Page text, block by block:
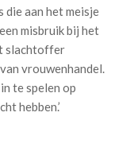
aan het meisje
misbruik bij het
slachtoffer
vrouwenhandel.
te spelen op
hebben.’